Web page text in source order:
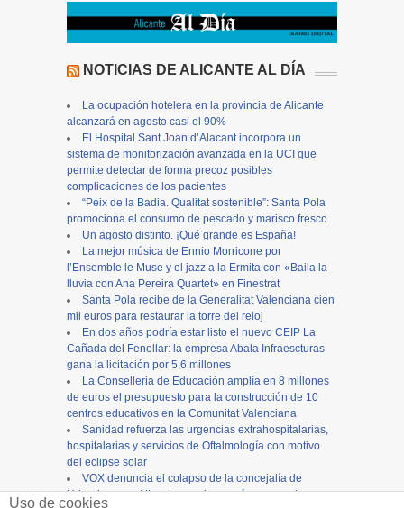
NOTICIAS DE ALICANTE AL DÍA
La ocupación hotelera en la provincia de Alicante
alcanzará en agosto casi el 90%
El Hospital Sant Joan d’Alacant incorpora un
sistema de monitorización avanzada en la UCI que
permite detectar de forma precoz posibles
complicaciones de los pacientes
“Peix de la Badia. Qualitat sostenible”: Santa Pola
promociona el consumo de pescado y marisco fresco
Un agosto distinto. ¡Qué grande es España!
La mejor música de Ennio Morricone por
l’Ensemble le Muse y el jazz a la Ermita con «Baila la
lluvia con Ana Pereira Quartet» en Finestrat
Santa Pola recibe de la Generalitat Valenciana cien
mil euros para restaurar la torre del reloj
En dos años podría estar listo el nuevo CEIP La
Cañada del Fenollar: la empresa Abala Infraescturas
gana la licitación por 5,6 millones
La Conselleria de Educación amplía en 8 millones
de euros el presupuesto para la construcción de 10
centros educativos en la Comunitat Valenciana
Sanidad refuerza las urgencias extrahospitalarias,
hospitalarias y servicios de Oftalmología con motivo
del eclipse solar
VOX denuncia el colapso de la concejalía de
Urbanismo en Alicante y reclama más personal para
Uso de cookies